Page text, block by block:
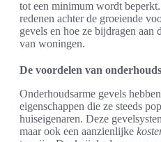
tot een minimum wordt
redenen achter de groeiende
gevels en hoe ze bijdragen aan
van woningen.
De voordelen van
Onderhoudsarme gevels
eigenschappen die ze steeds
huiseigenaren. Deze
maar ook een aanzienlijke